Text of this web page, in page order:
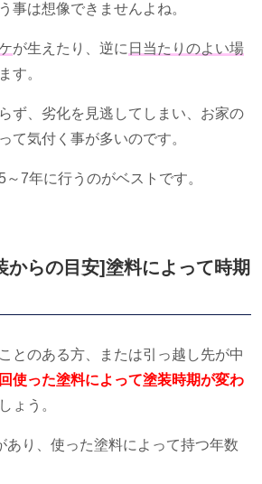
事は想像できませんよね。
が生えたり、逆に 日当たりのよい場
す。
ず、劣化を見逃してしまい、お家の
て気付く事が多いのです。
5～7年に行うのがベストです。
からの目安]塗料によって時期
とのある方、または引っ越し先が中
使った塗料によって塗装時期が変わ
ょう。
あり、使った塗料によって持つ年数